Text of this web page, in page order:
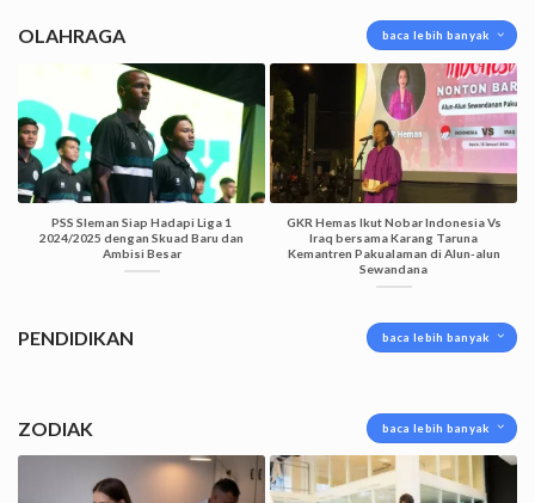
OLAHRAGA baca lebih banyak
PSS Sleman Siap Hadapi Liga 1
2024/2025 dengan Skuad Baru dan
Ambisi Besar
GKR Hemas Ikut Nobar Indonesia Vs
Iraq bersama Karang Taruna
Kemantren Pakualaman di Alun-alun
Sewandana
PENDIDIKAN baca lebih banyak
ZODIAK baca lebih banyak